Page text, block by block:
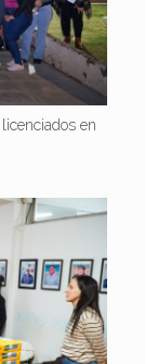
en